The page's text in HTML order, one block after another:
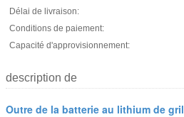
Délai de livraison:
Conditions de paiement:
Capacité d'approvisionnement:
description de
Outre de la batterie au lithium de